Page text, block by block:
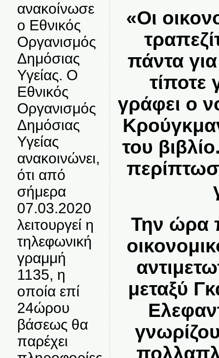
ανακοίνωσε
ο Εθνικός
Οργανισμός
Δημόσιας
Υγείας. Ο
Εθνικός
Οργανισμός
Δημόσιας
Υγείας
ανακοινώνει,
ότι από
σήμερα
07.03.2020
λειτουργεί η
τηλεφωνική
γραμμή
1135, η
οποία επί
24ώρου
βάσεως θα
παρέχει
«Οι
πάντα για
τίποτε
γράφει ο
του
Την ώρα
μεταξύ